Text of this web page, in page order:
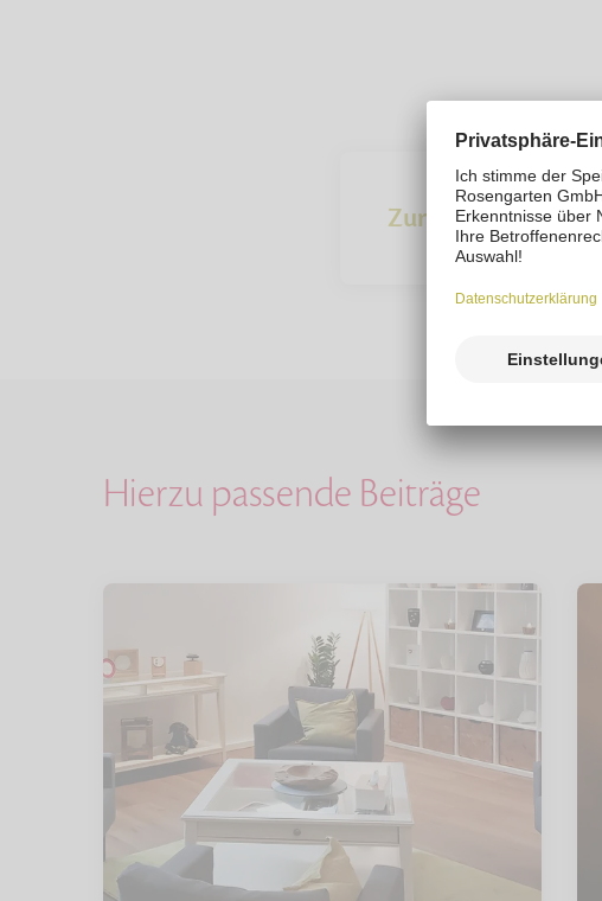
Zur Übersicht
Hierzu passende Beiträge